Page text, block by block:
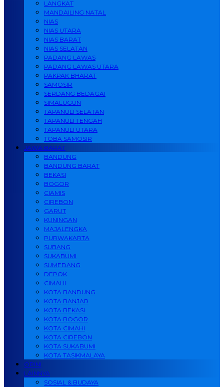
LANGKAT
MANDAILING NATAL
NIAS
NIAS UTARA
NIAS BARAT
NIAS SELATAN
PADANG LAWAS
PADANG LAWAS UTARA
PAKPAK BHARAT
SAMOSIR
SERDANG BEDAGAI
SIMALUGUN
TAPANULI SELATAN
TAPANULI TENGAH
TAPANULI UTARA
TOBA SAMOSIR
JAWA BARAT
BANDUNG
BANDUNG BARAT
BEKASI
BOGOR
CIAMIS
CIREBON
GARUT
KUNINGAN
MAJALENGKA
PURWAKARTA
SUBANG
SUKABUMI
SUMEDANG
DEPOK
CIMAHI
KOTA BANDUNG
KOTA BANJAR
KOTA BEKASI
KOTA BOGOR
KOTA CIMAHI
KOTA CIREBON
KOTA SUKABUMI
KOTA TASIKMALAYA
OPINI
LAINNYA
SOSIAL & BUDAYA